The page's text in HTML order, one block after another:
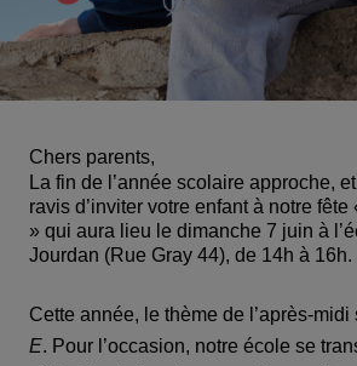
Chers parents,
La fin de l’année scolaire approche,
ravis d’inviter votre enfant à notre
» qui aura lieu le dimanche 7 juin à
Jourdan (Rue Gray 44), de 14h à 16h.
Cette année, le thème de l’après-midi
E. Pour l’occasion, notre école se